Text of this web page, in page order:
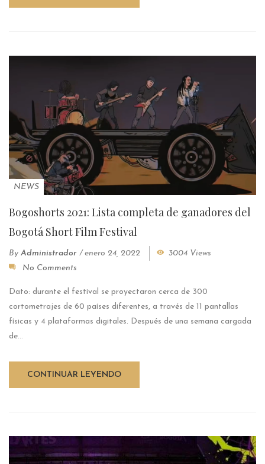
NEWS
Bogoshorts 2021: Lista completa de ganadores del
Bogotá Short Film Festival
By Administrador / enero 24, 2022
3004 Views
No Comments
Dato: durante el festival se proyectaron cerca de 300
cortometrajes de 60 países diferentes, a través de 11 pantallas
físicas y 4 plataformas digitales. Después de una semana cargada
de...
CONTINUAR LEYENDO